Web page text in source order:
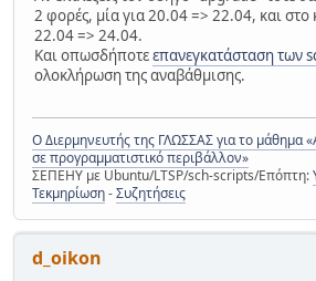
2 φορές, μία για 20.04 => 22.04, και στο
22.04 => 24.04.
Και οπωσδήποτεεπανεγκατάσταση των
ολοκλήρωση της αναβάθμισης.
Ο Διερμηνευτής της ΓΛΩΣΣΑΣ για το μάθημα
σε προγραμματιστικό περιβάλλον»
ΣΕΠΕΗΥ με Ubuntu/LTSP/sch-scripts/Επόπτη:
Τεκμηρίωση-Συζητήσεις
d_oikon